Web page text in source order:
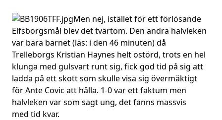
Men nej, istället för ett förlösande
Elfsborgsmål blev det tvärtom. Den andra halvleken
var bara barnet (läs: i den 46 minuten) då
Trelleborgs Kristian Haynes helt ostörd, trots en hel
klunga med gulsvart runt sig, fick god tid på sig att
ladda på ett skott som skulle visa sig övermäktigt
för Ante Covic att hålla. 1-0 var ett faktum men
halvleken var som sagt ung, det fanns massvis
med tid kvar.